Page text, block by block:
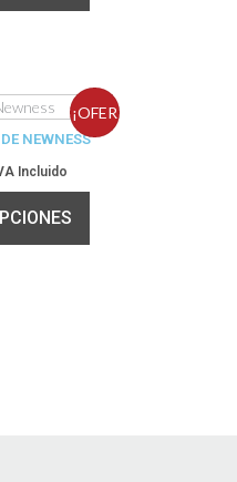
¡OFER
NEWNESS
Incluido